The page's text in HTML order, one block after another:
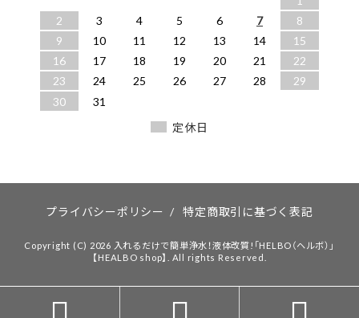
2
3 4 5 6 7
8
9
10 11 12 13 14
15
16
17 18 19 20 21
22
23
24 25 26 27 28
29
30
31
定休日
プライバシーポリシー / 特定商取引に基づく表記
Copyright (C) 2026 入れるだけで簡単浄水！液体改質!「HELBO（ヘルボ）」
【HEALBO shop】. All rights Reserved.